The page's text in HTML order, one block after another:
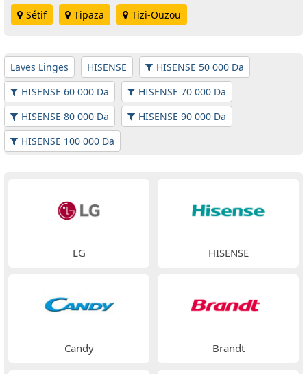
Sétif Tipaza Tizi-Ouzou
Laves Linges HISENSE
HISENSE 50 000 Da
HISENSE 60 000 Da
HISENSE 70 000 Da
HISENSE 80 000 Da
HISENSE 90 000 Da
HISENSE 100 000 Da
LG HISENSE
Candy Brandt